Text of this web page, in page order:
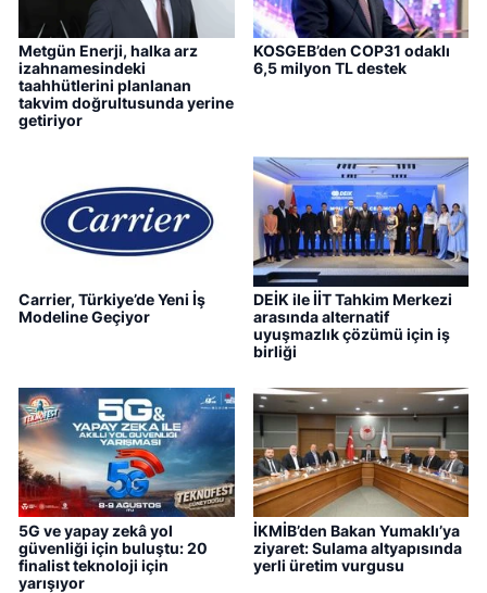
Metgün Enerji, halka arz
izahnamesindeki
taahhütlerini planlanan
takvim doğrultusunda yerine
getiriyor
KOSGEB’den COP31 odaklı
6,5 milyon TL destek
Carrier, Türkiye’de Yeni İş
Modeline Geçiyor
DEİK ile İİT Tahkim Merkezi
arasında alternatif
uyuşmazlık çözümü için iş
birliği
5G ve yapay zekâ yol
güvenliği için buluştu: 20
finalist teknoloji için
yarışıyor
İKMİB’den Bakan Yumaklı’ya
ziyaret: Sulama altyapısında
yerli üretim vurgusu